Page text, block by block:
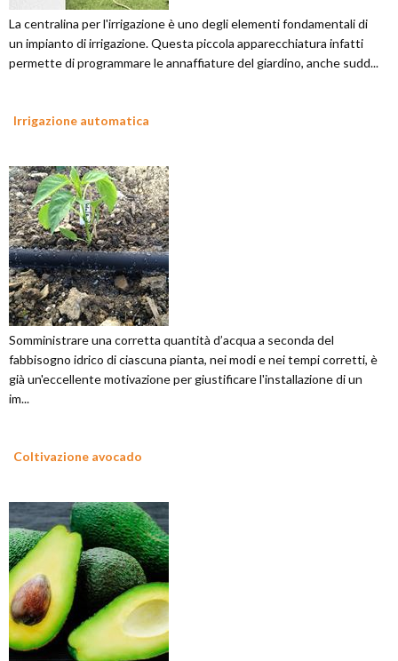
La centralina per l'irrigazione è uno degli elementi fondamentali di
un impianto di irrigazione. Questa piccola apparecchiatura infatti
permette di programmare le annaffiature del giardino, anche sudd...
Irrigazione automatica
Somministrare una corretta quantità d’acqua a seconda del
fabbisogno idrico di ciascuna pianta, nei modi e nei tempi corretti, è
già un'eccellente motivazione per giustificare l'installazione di un
im...
Coltivazione avocado